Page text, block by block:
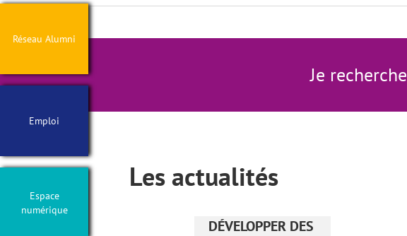
Réseau Alumni
Emploi
Espace
numérique
Je recherche
Les actualités
DÉVELOPPER DES